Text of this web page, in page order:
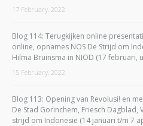
17 February, 2022
Blog 114: Terugkijken online
online, opnames NOS De Strijd om
Hilma Bruinsma in NIOD (17 februari,
15 February, 2022
Blog 113: Opening van Revolusi! en
De Stad Gorinchem, Friesch Dagblad,
strijd om Indonesië (14 januari t/m 7